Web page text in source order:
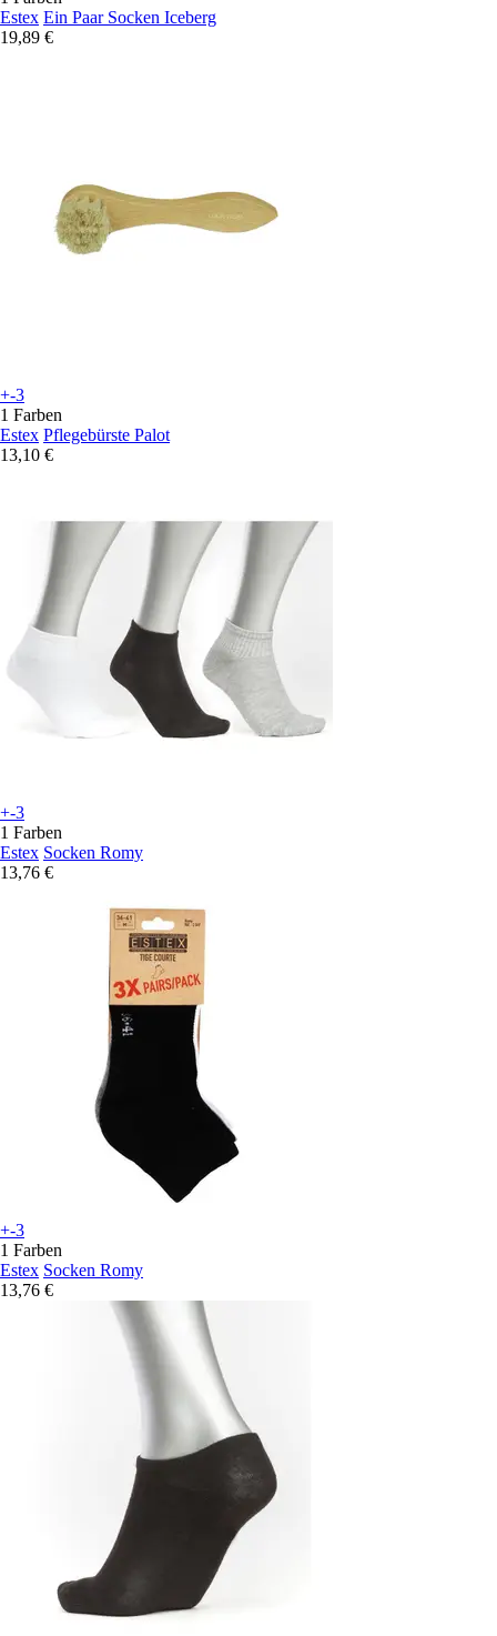
Estex Ein Paar Socken Iceberg
19,89 €
+-3
1 Farben
Estex Pflegebürste Palot
13,10 €
+-3
1 Farben
Estex Socken Romy
13,76 €
+-3
1 Farben
Estex Socken Romy
13,76 €